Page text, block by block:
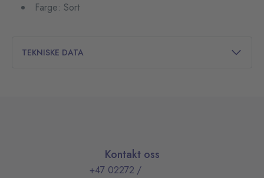
Farge: Sort
TEKNISKE DATA
Kontakt oss
+47 02272 /